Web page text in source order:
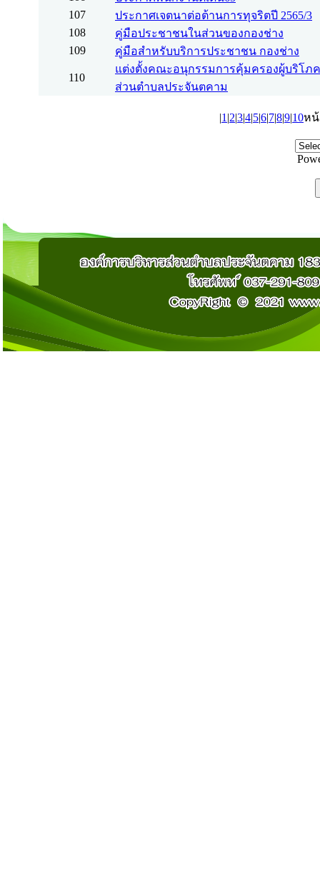
107
ประกาศเจตนาต่อต้านการทุจริตปี 2565/3
108
คู่มือประชาชนในส่วนของกองช่าง
109
คู่มือสำหรับบริการประชาชน กองช่าง
110
แต่งตั้งคณะอนุกรรมการคุ้มครองผู้บริโภ
ส่วนตำบลประจันตคาม
|1 |2|3|4|5|6|7|8|9|10หน้